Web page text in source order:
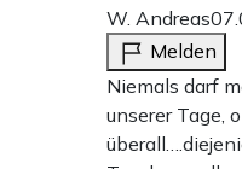
W. Andreas
Melden
Niemals darf
unserer Tage,